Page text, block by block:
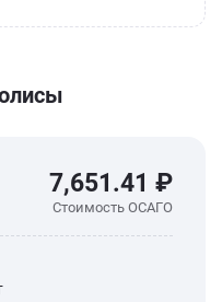
7,651.41 ₽
Стоимость ОСАГО